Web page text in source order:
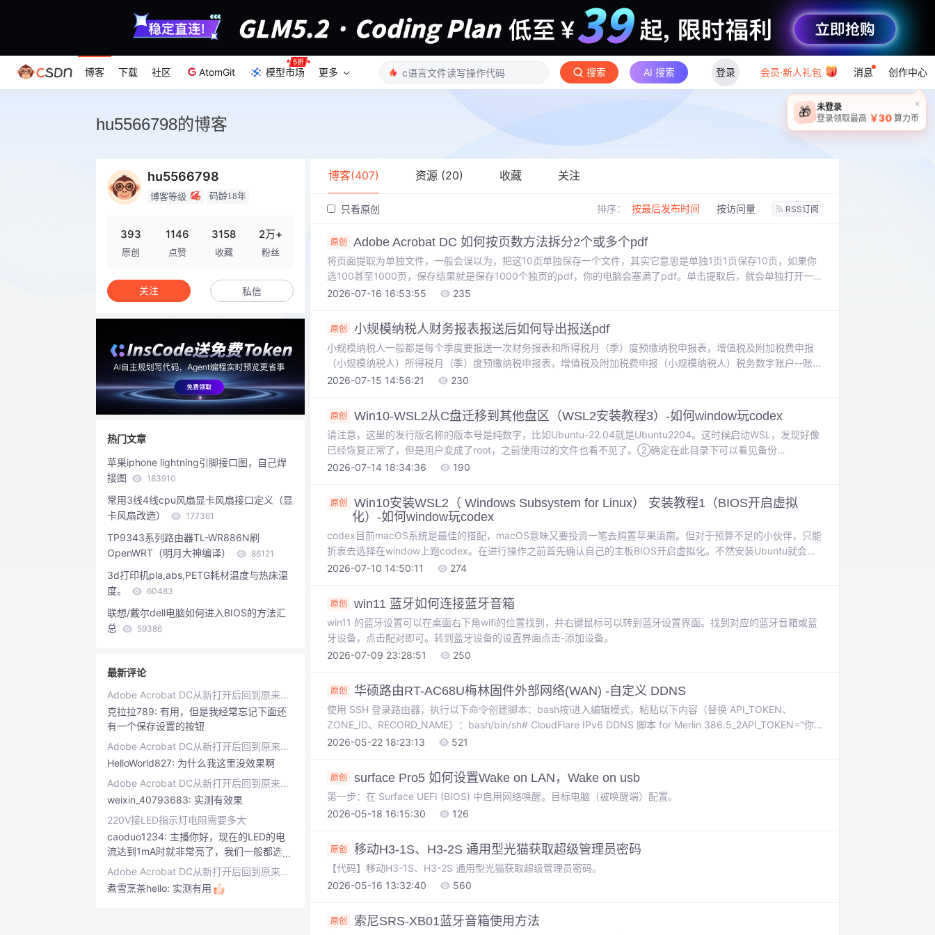
博客 下载 社区 AtomGit 模型市场 更多 搜索 AI 搜索 登录 会员·新人礼包 消息 创作中心
×
🎁 未登录
登录领取最高 ￥30 算力币
hu5566798的博客
博客(407) 资源 (20) 收藏 关注
只看原创 排序： 按最后发布时间 按访问量 RSS订阅
原创 Adobe Acrobat DC 如何按页数方法拆分2个或多个pdf
将页面提取为单独文件，一般会误以为，把这10页单独保存一个文件，其实它意思是单独1页1页保存10页，如果你
选100甚至1000页，保存结果就是保存1000个独页的pdf，你的电脑会塞满了pdf。单击提取后，就会单独打开一
个页面里头就有你选取的10页内容，再保存或另存为即可。组织页面，鼠标（shift键连选，ctrl键点选）选取你要页
2026-07-16 16:53:55 235
原创 小规模纳税人财务报表报送后如何导出报送pdf
小规模纳税人一般都是每个季度要报送一次财务报表和所得税月（季）度预缴纳税申报表，增值税及附加税费申报
（小规模纳税人）所得税月（季）度预缴纳税申报表，增值税及附加税费申报（小规模纳税人）税务数字账户--账户
查询--申报信息查询--申报表单下载导出。税务数字账户--账户查询--财务报表信息查询。点击对应的报表即可下载
户里可以导出来。税务数字账户里可以导出来。
2026-07-15 14:56:21 230
原创 Win10-WSL2从C盘迁移到其他盘区（WSL2安装教程3）-如何window玩codex
请注意，这里的发行版名称的版本号是纯数字，比如Ubuntu-22.04就是Ubuntu2204。这时候启动WSL，发现好像
已经恢复正常了，但是用户变成了root，之前使用过的文件也看不见了。②确定在此目录下可以看见备份
Ubuntu.tar文件之后，注销原有的wsl。了解到本机的WSL全称为Ubuntu，以下的操作都将围绕这个来进行。在D盘
wsl虚拟机的名称与状态。wsl虚拟机的名称与状态。
2026-07-14 18:34:36 190
原创
Win10安装WSL2（ Windows Subsystem for Linux） 安装教程1（BIOS开启虚拟
化）-如何window玩codex
codex目前macOS系统是最佳的搭配，macOS意味又要投资一笔去购置苹果滇南。但对于预算不足的小伙伴，只能
折衷去选择在window上跑codex。在进行操作之前首先确认自己的主板BIOS开启虚拟化。不然安装Ubuntu就会出
现以下的错误代码WslRegisterDistribution failed with error:0x80370102打开“Windows功能”：控制面板—程序—
2026-07-10 14:50:11 274
原创 win11 蓝牙如何连接蓝牙音箱
win11 的蓝牙设置可以在桌面右下角wifi的位置找到，并右键鼠标可以转到蓝牙设置界面。找到对应的蓝牙音箱或蓝
牙设备，点击配对即可。转到蓝牙设备的设置界面点击-添加设备。
2026-07-09 23:28:51
250
原创 华硕路由RT-AC68U梅林固件外部网络(WAN) -自定义 DDNS
使用 SSH 登录路由器，执行以下命令创建脚本：bash按i进入编辑模式，粘贴以下内容（替换 API_TOKEN、
ZONE_ID、RECORD_NAME）：bash/bin/sh# CloudFlare IPv6 DDNS 脚本 for Merlin 386.5_2API_TOKEN="你
的API_Token"ZONE_ID="你的Zone_ID"RECORD_NAME="ipv6域名" # 与你主机名称一致# 获取当前公网
2026-05-22 18:23:13 521
原创 surface Pro5 如何设置Wake on LAN，Wake on usb
第一步：在 Surface UEFI (BIOS) 中启用网络唤醒。目标电脑（被唤醒端）配置。
2026-05-18 16:15:30
126
原创 移动H3-1S、H3-2S 通用型光猫获取超级管理员密码
【代码】移动H3-1S、H3-2S 通用型光猫获取超级管理员密码。
2026-05-16 13:32:40
560
原创 索尼SRS-XB01蓝牙音箱使用方法
hu5566798
博客等级 码龄18年
393
原创
1146
点赞
3158
收藏
2万+
粉丝
关注 私信
热门文章
苹果iphone lightning引脚接口图，自己焊
接图
183910
常用3线4线cpu风扇显卡风扇接口定义（显
卡风扇改造）
177361
TP9343系列路由器TL-WR886N刷
OpenWRT（明月大神编译）
86121
3d打印机pla,abs,PETG耗材温度与热床温
度。
60483
联想/戴尔dell电脑如何进入BIOS的方法汇
总
59386
最新评论
Adobe Acrobat DC从新打开后回到原来关闭的页面
克拉拉789: 有用，但是我经常忘记下面还
有一个保存设置的按钮
Adobe Acrobat DC从新打开后回到原来关闭的页面
HelloWorld827: 为什么我这里没效果啊
Adobe Acrobat DC从新打开后回到原来关闭的页面
weixin_40793683: 实测有效果
220V接LED指示灯电阻需要多大
caoduo1234: 主播你好，现在的LED的电
流达到1mA时就非常亮了，我们一般都选用
0.5mA的电流，你说的20mA-30mA估计是
在2000年之前生产的发光二极管，现如今
是2025年11月份了，
Adobe Acrobat DC从新打开后回到原来关闭的页面
煮雪烹茶hello: 实测有用